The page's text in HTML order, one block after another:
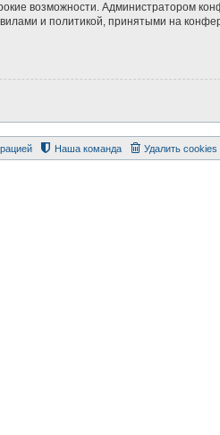
возможности. Администратором
и политикой, принятыми на
Удалить
Наша команда